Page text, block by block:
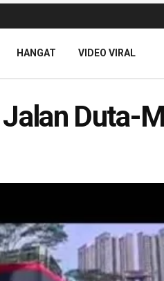
HANGAT VIDEO VIRAL
Duta-